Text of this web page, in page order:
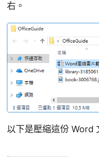
右。
以下是壓縮這份 Word